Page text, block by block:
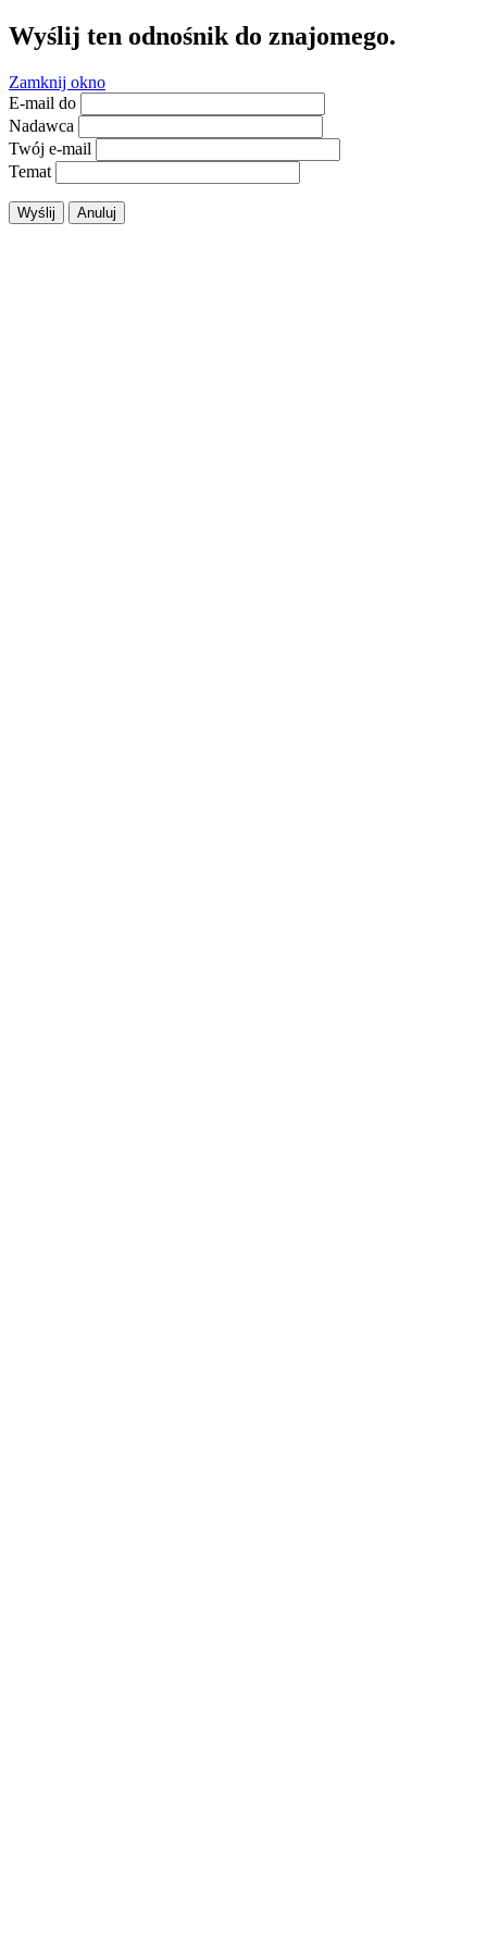
Wyślij ten odnośnik do znajomego.
Zamknij okno
E-mail do
Nadawca
Twój e-mail
Temat
Wyślij Anuluj